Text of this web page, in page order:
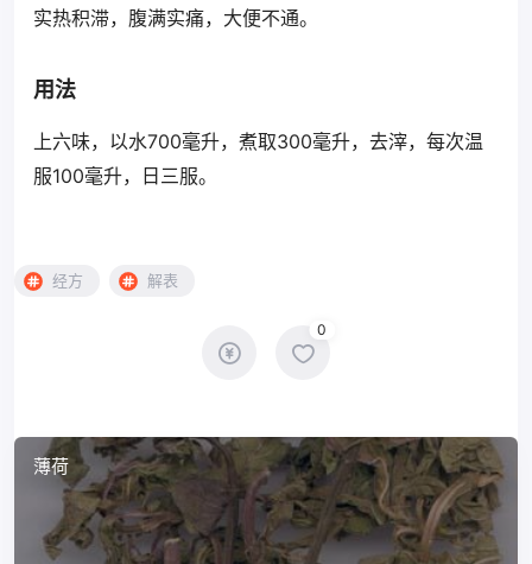
实热积滞，腹满实痛，大便不通。
用法
上六味，以水700毫升，煮取300毫升，去滓，每次温
服100毫升，日三服。
经方 解表
0
薄荷